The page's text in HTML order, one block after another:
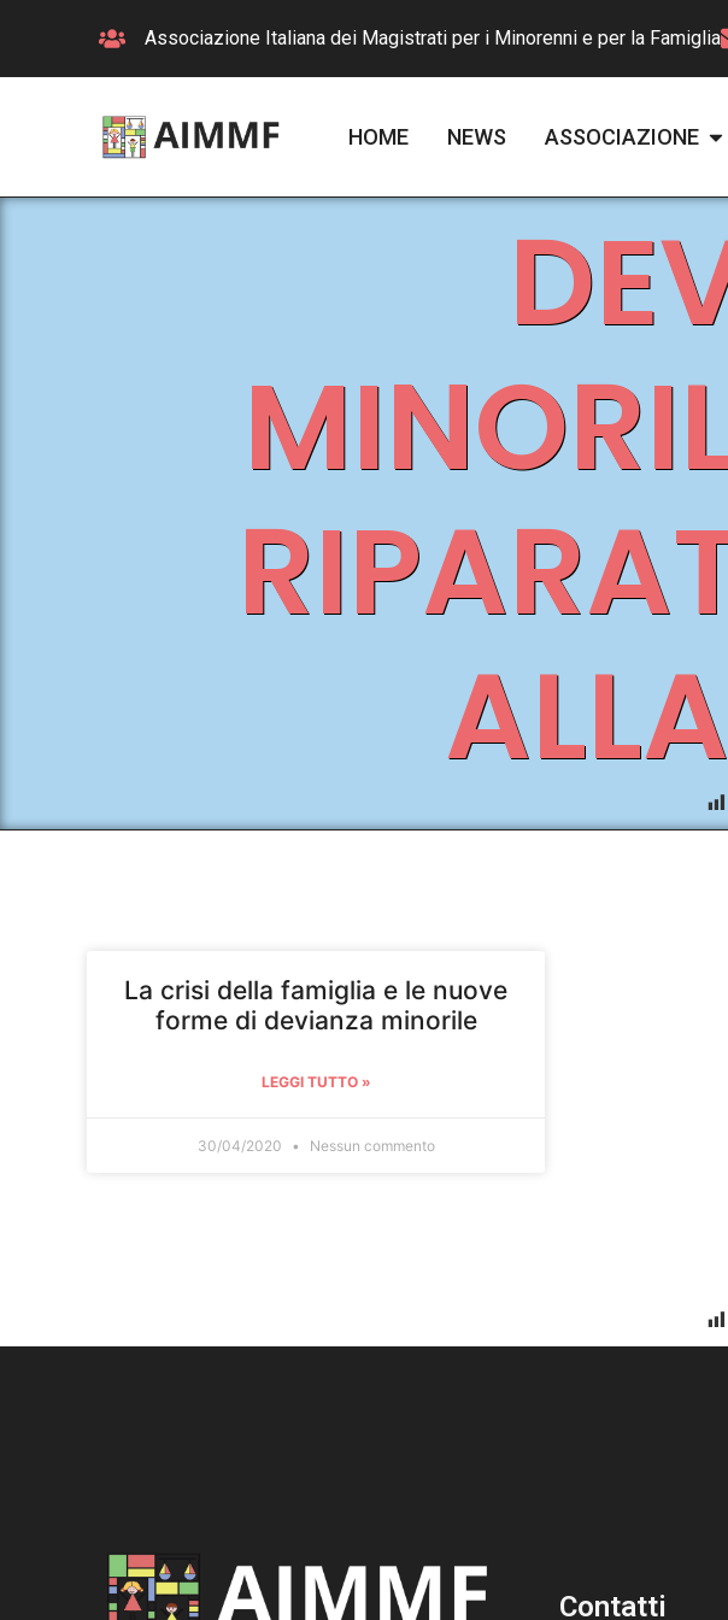
Associazione Italiana dei Magistrati per i Minorenni e per la Famiglia
HOME NEWS ASSOCIAZIONE
La crisi della famiglia e le nuove
forme di devianza minorile
LEGGI TUTTO »
30/04/2020 Nessun commento
Contatti